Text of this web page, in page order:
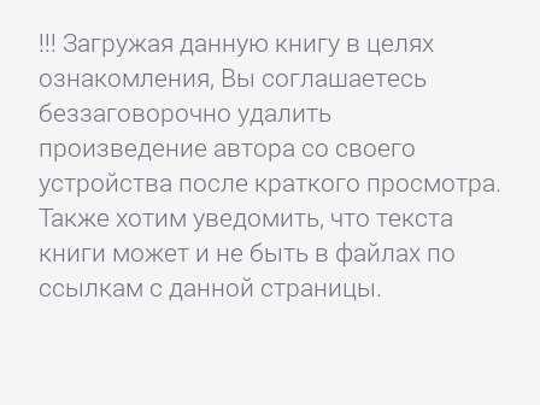
!!! Загружая данную книгу в целях
ознакомления, Вы соглашаетесь
беззаговорочно удалить
произведение автора со своего
устройства после краткого просмотра.
Также хотим уведомить, что текста
книги может и не быть в файлах по
ссылкам с данной страницы.